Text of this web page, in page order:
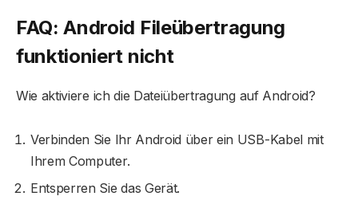
FAQ:Android Fileübertragung
funktioniert nicht
Wie aktiviere ich die Dateiübertragung auf Android?
Verbinden Sie Ihr Android über ein USB-Kabel mit
Ihrem Computer.
Entsperren Sie das Gerät.